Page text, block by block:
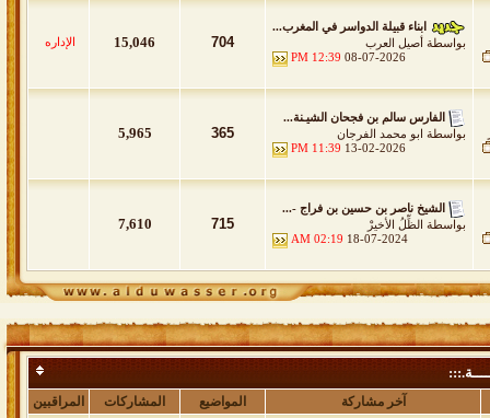
ابناء قبيلة الدواسر في المغرب...
بواسطة أصيل العرب
08-07-2026
12:39 PM
704
15,046 الإداره
الفارس سالم بن فجحان الشيـنة...
بواسطة ابو محمد الفرجان
13-02-2026
11:39 PM
365
5,965
الشيخ ناصر بن حسين بن فراج -...
بواسطة الظِّلُ الأخيرْ
18-07-2024
02:19 AM
715
7,610
آخر مشاركة المواضيع المشاركات المراقبين